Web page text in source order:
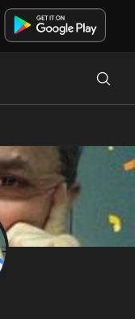
s/aborto, comunas,
CRIME ...